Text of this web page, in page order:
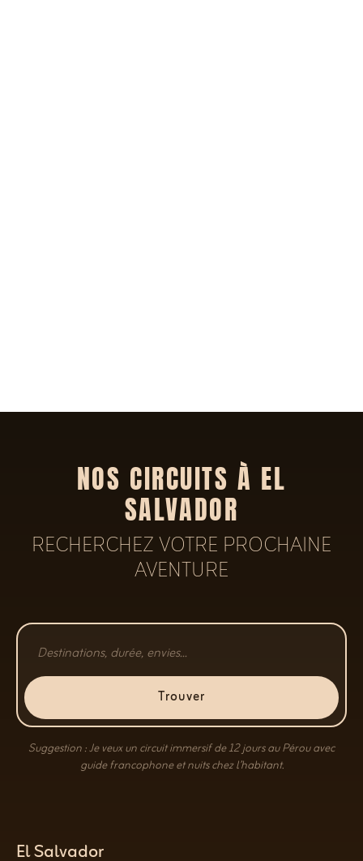
NOS CIRCUITS À EL
SALVADOR
RECHERCHEZ VOTRE PROCHAINE
AVENTURE
Trouver
Suggestion : Je veux un circuit immersif de 12 jours au Pérou avec
guide francophone et nuits chez l’habitant.
El Salvador